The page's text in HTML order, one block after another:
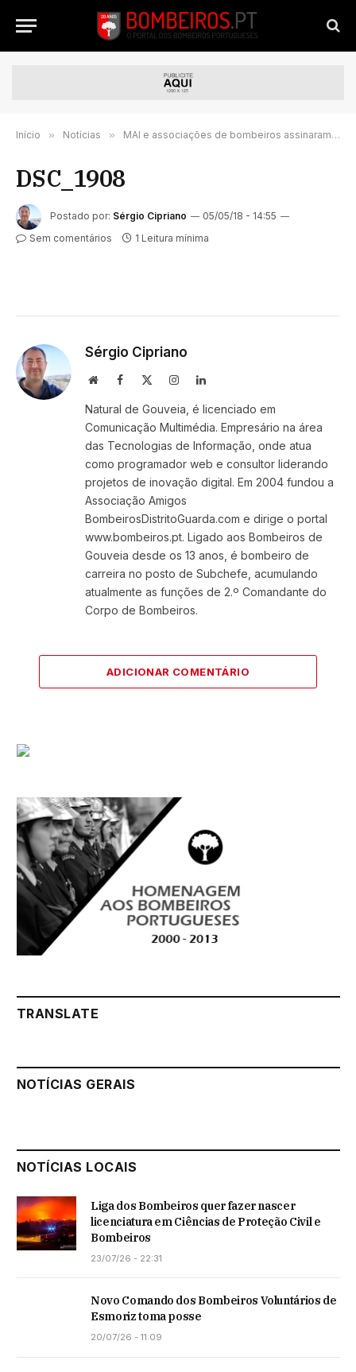
Início » Notícias » MAI e associações de bombeiros assinaram protocolos para a constituição de 75 EIP´s
DSC_1908
Postado por: Sérgio Cipriano
05/05/18 - 14:55
Sem comentários
1 Leitura mínima
Sérgio Cipriano
WebsiteFacebook InstagramLinkedIn
Natural de Gouveia, é licenciado em
Comunicação Multimédia. Empresário na área
das Tecnologias de Informação, onde atua
como programador web e consultor liderando
projetos de inovação digital. Em 2004 fundou a
Associação Amigos
BombeirosDistritoGuarda.com e dirige o portal
www.bombeiros.pt. Ligado aos Bombeiros de
Gouveia desde os 13 anos, é bombeiro de
carreira no posto de Subchefe, acumulando
atualmente as funções de 2.º Comandante do
Corpo de Bombeiros.
ADICIONAR COMENTÁRIO
TRANSLATE
NOTÍCIAS GERAIS
NOTÍCIAS LOCAIS
Liga dos Bombeiros quer fazer nascer
licenciatura em Ciências de Proteção Civil e
Bombeiros
23/07/26 - 22:31
Novo Comando dos Bombeiros Voluntários de
Esmoriz toma posse
20/07/26 - 11:09